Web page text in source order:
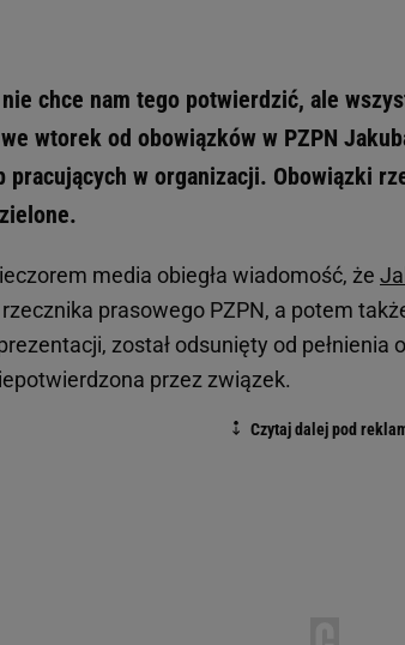
chce nam tego potwierdzić, ale
wtorek od obowiązków w PZPN
pracujących w organizacji. Obowiązki
media obiegła wiadomość, że
rzecznika prasowego PZPN, a potem
został odsunięty od
przez związek.